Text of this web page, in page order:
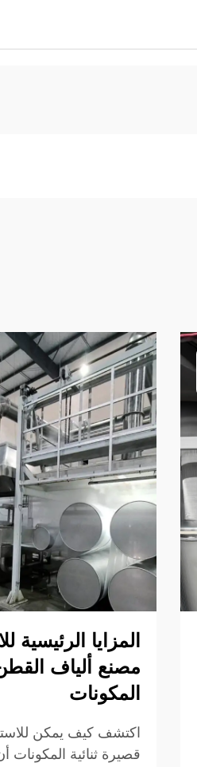
المزايا الرئيسية
مصنع ألياف القطن
المكونات
اكتشف كيف يمكن
قصيرة ثنائية المكونات